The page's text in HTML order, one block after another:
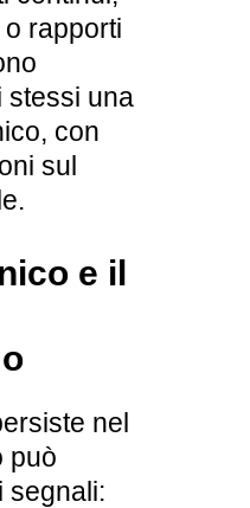
rapporti
stessi una
con
sul
e il
nel
può
segnali: